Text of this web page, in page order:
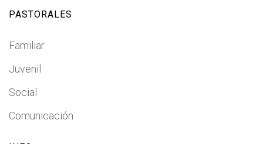
PASTORALES
Familiar
Juvenil
Social
Comunicación